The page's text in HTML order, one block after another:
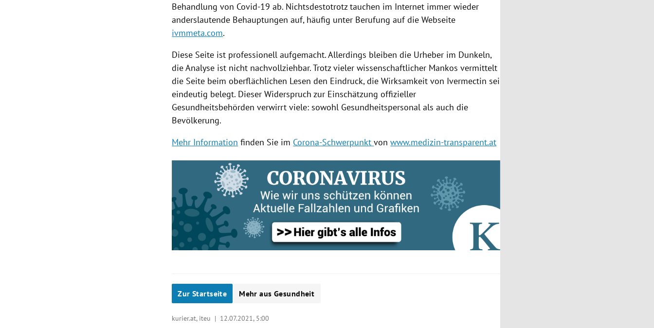
Behandlung von Covid-19 ab. Nichtsdestotrotz tauchen im Internet immer wieder
anderslautende Behauptungen auf, häufig unter Berufung auf die Webseite
ivmmeta.com.
Diese Seite ist professionell aufgemacht. Allerdings bleiben die Urheber im Dunkeln,
die Analyse ist nicht nachvollziehbar. Trotz vieler wissenschaftlicher Mankos vermittelt
die Seite beim oberflächlichen Lesen den Eindruck, die Wirksamkeit von Ivermectin sei
eindeutig belegt. Dieser Widerspruch zur Einschätzung offizieller
Gesundheitsbehörden verwirrt viele: sowohl Gesundheitspersonal als auch die
Bevölkerung.
Mehr Information finden Sie im Corona-Schwerpunktvonwww.medizin-transparent.at
Zur Startseite Mehr aus Gesundheit
kurier.at, iteu | 12.07.2021, 5:00